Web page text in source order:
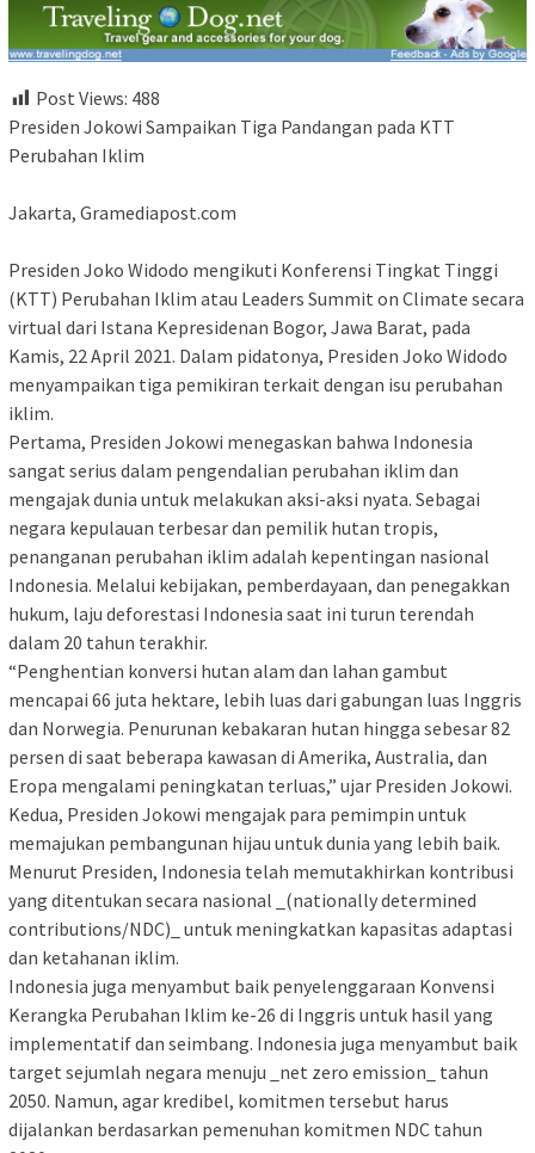
Post Views: 488
Presiden Jokowi Sampaikan Tiga Pandangan pada KTT
Perubahan Iklim
Jakarta, Gramediapost.com
Presiden Joko Widodo mengikuti Konferensi Tingkat Tinggi
(KTT) Perubahan Iklim atau Leaders Summit on Climate secara
virtual dari Istana Kepresidenan Bogor, Jawa Barat, pada
Kamis, 22 April 2021. Dalam pidatonya, Presiden Joko Widodo
menyampaikan tiga pemikiran terkait dengan isu perubahan
iklim.
Pertama, Presiden Jokowi menegaskan bahwa Indonesia
sangat serius dalam pengendalian perubahan iklim dan
mengajak dunia untuk melakukan aksi-aksi nyata. Sebagai
negara kepulauan terbesar dan pemilik hutan tropis,
penanganan perubahan iklim adalah kepentingan nasional
Indonesia. Melalui kebijakan, pemberdayaan, dan penegakkan
hukum, laju deforestasi Indonesia saat ini turun terendah
dalam 20 tahun terakhir.
“Penghentian konversi hutan alam dan lahan gambut
mencapai 66 juta hektare, lebih luas dari gabungan luas Inggris
dan Norwegia. Penurunan kebakaran hutan hingga sebesar 82
persen di saat beberapa kawasan di Amerika, Australia, dan
Eropa mengalami peningkatan terluas,” ujar Presiden Jokowi.
Kedua, Presiden Jokowi mengajak para pemimpin untuk
memajukan pembangunan hijau untuk dunia yang lebih baik.
Menurut Presiden, Indonesia telah memutakhirkan kontribusi
yang ditentukan secara nasional _(nationally determined
contributions/NDC)_ untuk meningkatkan kapasitas adaptasi
dan ketahanan iklim.
Indonesia juga menyambut baik penyelenggaraan Konvensi
Kerangka Perubahan Iklim ke-26 di Inggris untuk hasil yang
implementatif dan seimbang. Indonesia juga menyambut baik
target sejumlah negara menuju _net zero emission_ tahun
2050. Namun, agar kredibel, komitmen tersebut harus
dijalankan berdasarkan pemenuhan komitmen NDC tahun